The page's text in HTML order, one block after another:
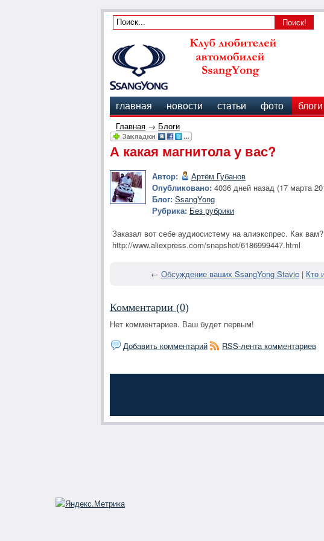
главная новости статьи фото блоги
Главная → Блоги
А какая магнитола у вас?
Автор:
Артём Губанов
Опубликовано: 4036 дней назад (17 марта
Блог: SsangYong
Рубрика: Без рубрики
Заказал вот себе аудиосистему на алиэкспрес. Как
http://www.aliexpress.com/snapshot/6186999447.html
← Обсуждение ваших SsangYong Stavic | Кто
Комментарии (0)
Нет комментариев. Ваш будет первым!
Добавить комментарий
RSS-лента комментариев